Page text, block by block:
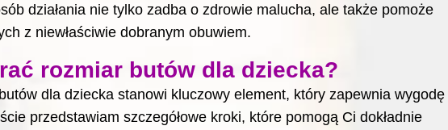
działania nie tylko zadba o zdrowie malucha, ale także pomoże
z niewłaściwie dobranym obuwiem.
rozmiar butów dla dziecka?
dla dziecka stanowi kluczowy element, który zapewnia wygodę
przedstawiam szczegółowe kroki, które pomogą Ci dokładnie